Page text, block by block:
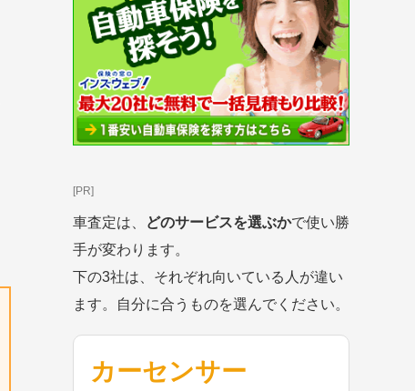
[PR]
車査定は、 どのサービスを選ぶかで使い勝
手が変わります。
下の3社は、それぞれ向いている人が違い
ます。自分に合うものを選んでください。
カーセンサー